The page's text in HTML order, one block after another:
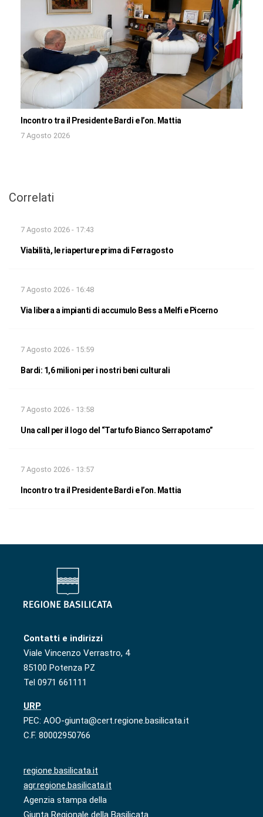
Incontro tra il Presidente Bardi e l’on. Mattia
7 Agosto 2026
Correlati
7 Agosto 2026 - 17:43
Viabilità, le riaperture prima di Ferragosto
7 Agosto 2026 - 16:48
Via libera a impianti di accumulo Bess a Melfi e Picerno
7 Agosto 2026 - 15:59
Bardi: 1,6 milioni per i nostri beni culturali
7 Agosto 2026 - 13:58
Una call per il logo del “Tartufo Bianco Serrapotamo”
7 Agosto 2026 - 13:57
Incontro tra il Presidente Bardi e l’on. Mattia
Contatti e indirizzi
Viale Vincenzo Verrastro, 4
85100 Potenza PZ
Tel 0971 661111
URP
PEC: AOO-giunta@cert.regione.basilicata.it
C.F. 80002950766
regione.basilicata.it
agr.regione.basilicata.it
Agenzia stampa della
Giunta Regionale della Basilicata